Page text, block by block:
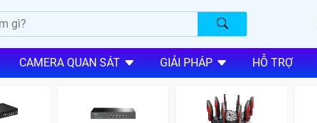
CAMERA QUAN SÁT GIẢI PHÁP HỖ TRỢ